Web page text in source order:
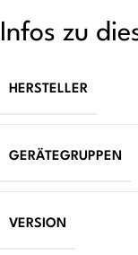
Infos zu
HERSTELLER
GERÄTEGRUPPEN
VERSION